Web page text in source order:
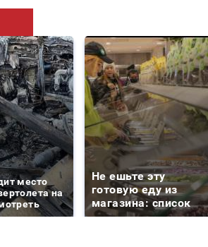
место
на
Не ешьте эту
готовую еду из
магазина: список